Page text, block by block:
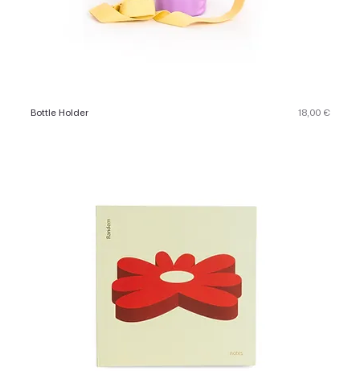
Bottle Holder Preis
18,00 €